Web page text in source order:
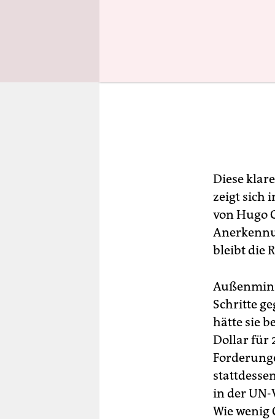
Diese
zeigt sich
von Hugo
bleibt die
Schritte
hätte sie
Dollar für
in der
Wie